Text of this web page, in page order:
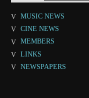
MUSIC NEWS
CINE NEWS
MEMBERS
LINKS
NEWSPAPERS